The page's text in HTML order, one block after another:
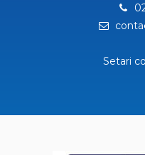
Setari